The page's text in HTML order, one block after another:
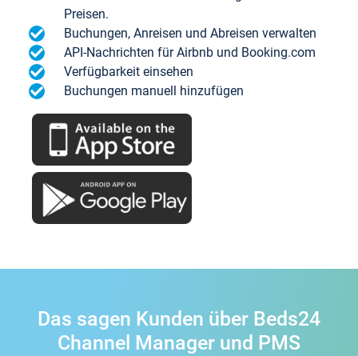
Preisen.
Buchungen, Anreisen und Abreisen verwalten
API-Nachrichten für Airbnb und Booking.com
Verfügbarkeit einsehen
Buchungen manuell hinzufügen
Das sagen Kunden über Beds24
Channel Manager und PMS